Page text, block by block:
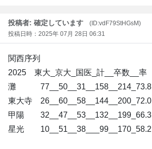
投稿者: 確定しています
(ID:vdF79StHGsM)
投稿日時：2025年 07月 28日 06:31
関西序列
2025 東大_京大_国医_計__卒数__率
灘 77__50__31__158__214_73.8
東大寺 26__60__58__144__200_72.0
甲陽 32__47__53__132__199_66.3
星光 10__51__38___99__170_58.2